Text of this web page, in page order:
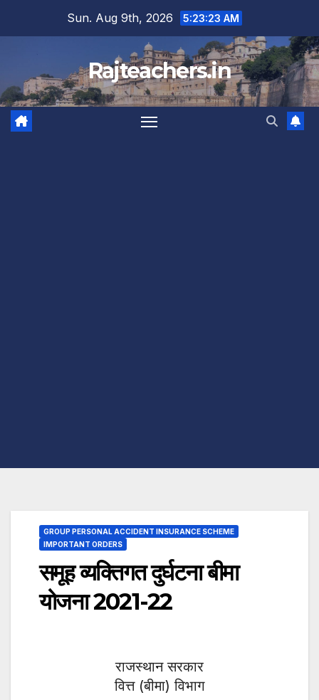
Sun. Aug 9th, 2026 5:23:24 AM
Rajteachers.in
GROUP PERSONAL ACCIDENT INSURANCE SCHEME
IMPORTANT ORDERS
समूह व्यक्तिगत दुर्घटना बीमा
योजना 2021-22
राजस्थान सरकार
वित्त (बीमा) विभाग